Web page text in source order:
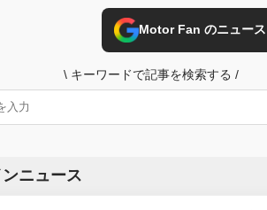
Motor Fan のニュー
\ キーワードで記事を検索する /
ニュース